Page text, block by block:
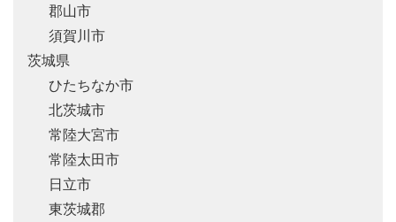
郡山市
須賀川市
茨城県
ひたちなか市
北茨城市
常陸大宮市
常陸太田市
日立市
東茨城郡